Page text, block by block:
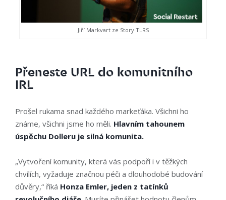
Jiří Markvart ze Story TLRS
Přeneste URL do komunitního
IRL
Prošel rukama snad každého markeťáka. Všichni ho
známe, všichni jsme ho měli. Hlavním tahounem
úspěchu Dolleru je silná komunita.
„Vytvoření komunity, která vás podpoří i v těžkých
chvílích, vyžaduje značnou péči a dlouhodobé budování
důvěry,“ říká Honza Emler, jeden z tatínků